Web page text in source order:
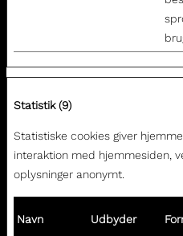
Statistik (9)
Statistiske cookies giver
interaktion med hjemmesiden,
oplysninger anonymt.
Navn Udbyder